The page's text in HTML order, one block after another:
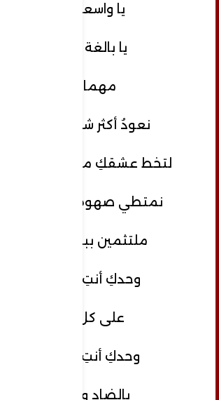
يا واسعة التأثير
يا بالغة التأويل
مهما بعدنا
نعودُ أكثر شغفًا لأقلامنا
لتخط عشقكِ من محابر الحنين
نمتطي صهوة القلم الأصيل
ملتثمين ببيت القصيد
وحدكِ أنتِ المتمردة
على كل اللغات
وحدكِ أنتِ المتفردة
بالضاد والكلمات